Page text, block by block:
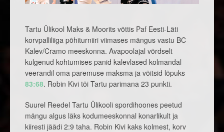
Tartu Ülikool Maks & Moorits võttis Paf Eesti-Läti
korvpalliliiga põhiturniiri viimases mängus vastu BC
Kalev/Cramo meeskonna. Avapoolajal võrdselt
kulgenud kohtumises panid kalevlased kolmandal
veerandil oma paremuse maksma ja võitsid lõpuks
83:68. Robin Kivi tõi Tartu parimana 23 punkti.
Suurel Reedel Tartu Ülikooli spordihoones peetud
mängu algus läks kodumeeskonnal konarlikult ja
kiiresti jäädi 2:9 taha. Robin Kivi kaks kolmest, korv